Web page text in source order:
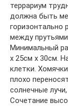
террариум
должна быть
горизонтально
между
Минимальный
х 25см х 30см.
клетки.
плохо
солнечные
Сочетание